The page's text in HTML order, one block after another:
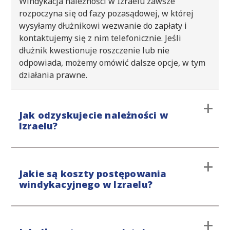
rozpoczyna się od fazy pozasądowej, w której
wysyłamy dłużnikowi wezwanie do zapłaty i
kontaktujemy się z nim telefonicznie. Jeśli
dłużnik kwestionuje roszczenie lub nie
odpowiada, możemy omówić dalsze opcje, w tym
działania prawne.
Jak odzyskujecie należności w
Izraelu?
przedsądowego, unikając interwencji sądu. Jeśli
windykacja polubowna nie przyniesie
zarazem oparte na pełnym szacunku dla Twoich
Jakie są koszty postępowania
windykacyjnego w Izraelu?